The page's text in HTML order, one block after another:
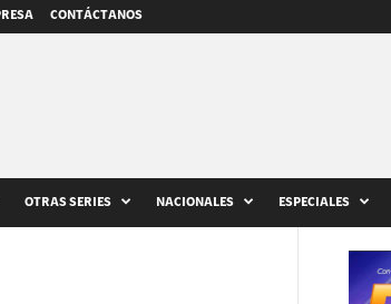
CONTÁCTANOS
OTRAS SERIES NACIONALES ESPECIALES